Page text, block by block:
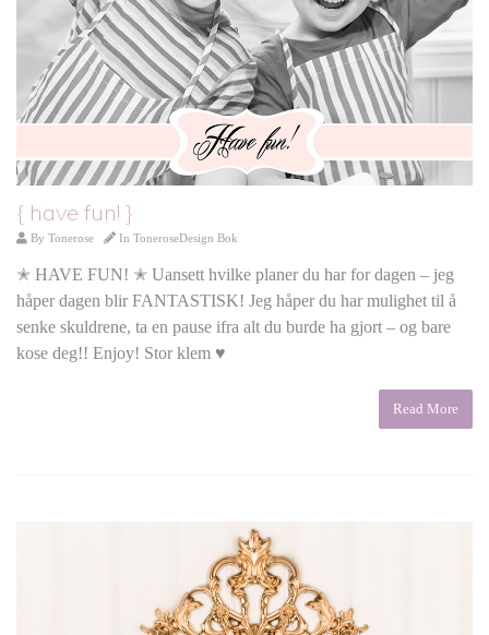
{ have fun! }
By Tonerose In ToneroseDesign Bok
✭ HAVE FUN! ✭ Uansett hvilke planer du har for dagen – jeg
håper dagen blir FANTASTISK! Jeg håper du har mulighet til å
senke skuldrene, ta en pause ifra alt du burde ha gjort – og bare
kose deg!! Enjoy! Stor klem ♥
Read More